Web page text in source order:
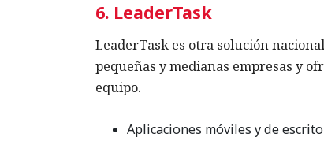
6. LeaderTask
LeaderTask es otra solución
pequeñas y medianas empresas y
equipo.
Aplicaciones móviles y de